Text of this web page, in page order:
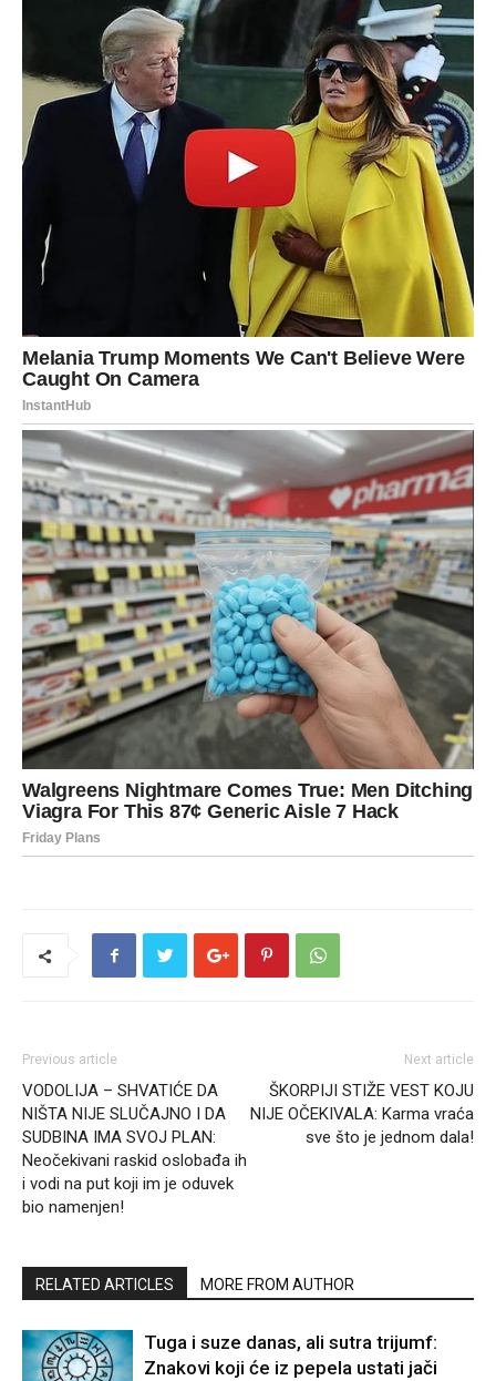
Previous article
VODOLIJA – SHVATIĆE DA
NIŠTA NIJE SLUČAJNO I DA
SUDBINA IMA SVOJ PLAN:
Neočekivani raskid oslobađa ih
i vodi na put koji im je oduvek
bio namenjen!
Next article
ŠKORPIJI STIŽE VEST KOJU
NIJE OČEKIVALA: Karma vraća
sve što je jednom dala!
RELATED ARTICLES MORE FROM AUTHOR
Tuga i suze danas, ali sutra trijumf:
Znakovi koji će iz pepela ustati jači